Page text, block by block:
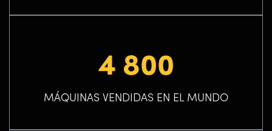
4 800
MÁQUINAS VENDIDAS EN EL MUNDO